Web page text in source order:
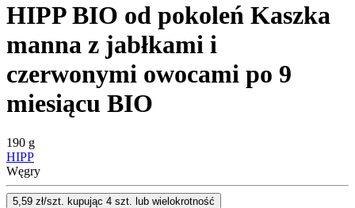
HIPP BIO od pokoleń Kaszka
manna z jabłkami i
czerwonymi owocami po 9
miesiącu BIO
190 g
HIPP
Węgry
5,59 zł/szt. kupując 4 szt. lub wielokrotność